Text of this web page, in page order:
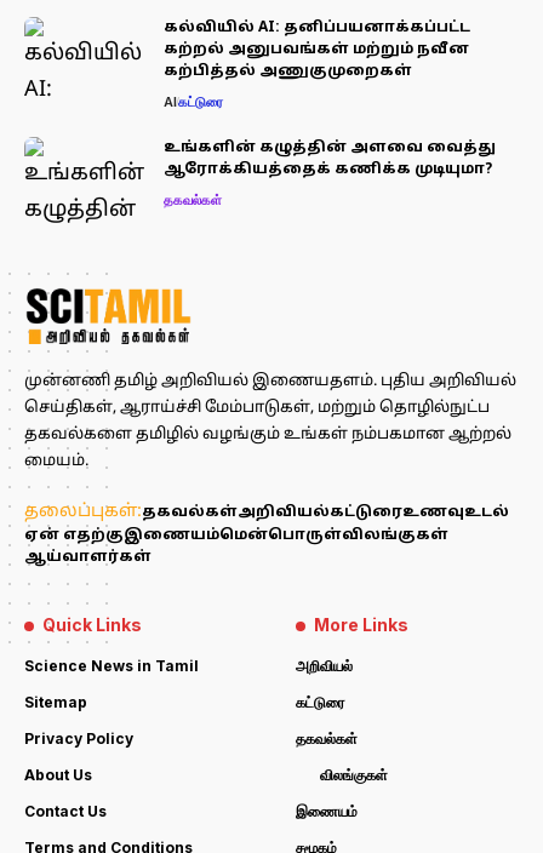
கல்வியில் AI: தனிப்பயனாக்கப்பட்ட
கற்றல் அனுபவங்கள் மற்றும் நவீன
கற்பித்தல் அணுகுமுறைகள்
AIகட்டுரை
உங்களின் கழுத்தின் அளவை வைத்து
ஆரோக்கியத்தைக் கணிக்க முடியுமா?
தகவல்கள்
முன்னணி தமிழ் அறிவியல் இணையதளம். புதிய அறிவியல்
செய்திகள், ஆராய்ச்சி மேம்பாடுகள், மற்றும் தொழில்நுட்ப
தகவல்களை தமிழில் வழங்கும் உங்கள் நம்பகமான ஆற்றல்
மையம்.
தலைப்புகள்:தகவல்கள்அறிவியல்கட்டுரைஉணவுஉடல்
ஏன் எதற்குஇணையம்மென்பொருள்விலங்குகள்
ஆய்வாளர்கள்
Quick Links
Science News in Tamil
Sitemap
Privacy Policy
About Us
Contact Us
Terms and Conditions
More Links
அறிவியல்
கட்டுரை
தகவல்கள்
விலங்குகள்
இணையம்
சமூகம்